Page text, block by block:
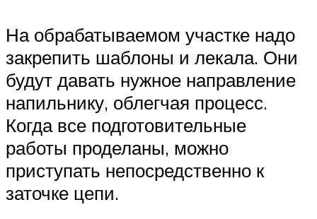
На обрабатываемом участке надо
закрепить шаблоны и лекала. Они
будут давать нужное направление
напильнику, облегчая процесс.
Когда все подготовительные
работы проделаны, можно
приступать непосредственно к
заточке цепи.